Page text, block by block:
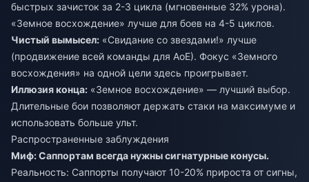
быстрых зачисток за 2-3 цикла (мгновенные 32% урона).
«Земное восхождение» лучше для боев на 4-5 циклов.
Чистый вымысел: «Свидание со звездами!» лучше
(продвижение всей команды для АоЕ). Фокус «Земного
восхождения» на одной цели здесь проигрывает.
Иллюзия конца: «Земное восхождение» — лучший выбор.
Длительные бои позволяют держать стаки на максимуме и
использовать больше ульт.
Распространенные заблуждения
Миф: Саппортам всегда нужны сигнатурные конусы.
Реальность: Саппорты получают 10-20% прироста от сигны,